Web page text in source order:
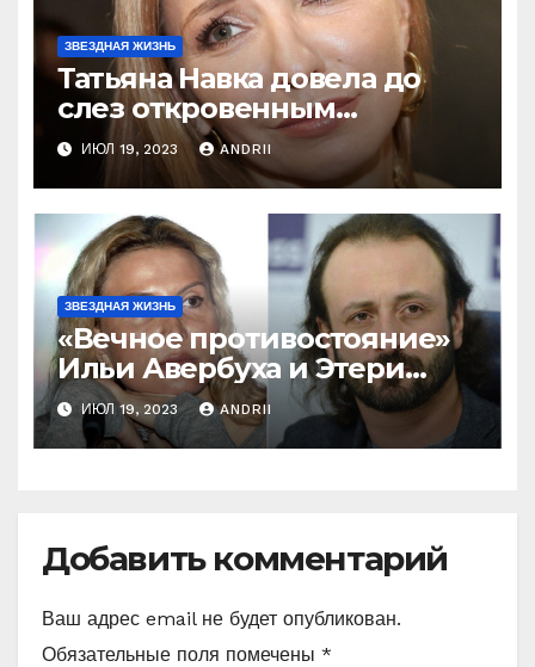
ЗВЕЗДНАЯ ЖИЗНЬ
Татьяна Навка довела до
слез откровенным
признанием об Оксане
Домниной! Ну и ну!
ИЮЛ 19, 2023 ANDRII
ЗВЕЗДНАЯ ЖИЗНЬ
«Вечное противостояние»
Ильи Авербуха и Этери
Тутберидзе. Кто же
«перетянет одеяло» на
себя
ИЮЛ 19, 2023 ANDRII
Добавить комментарий
Ваш адрес email не будет опубликован.
Обязательные поля помечены *